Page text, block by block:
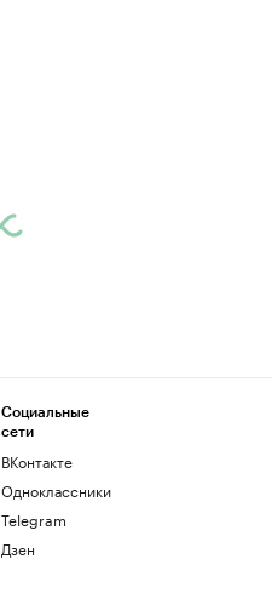
Социальные
сети
ВКонтакте
Одноклассники
Telegram
Дзен